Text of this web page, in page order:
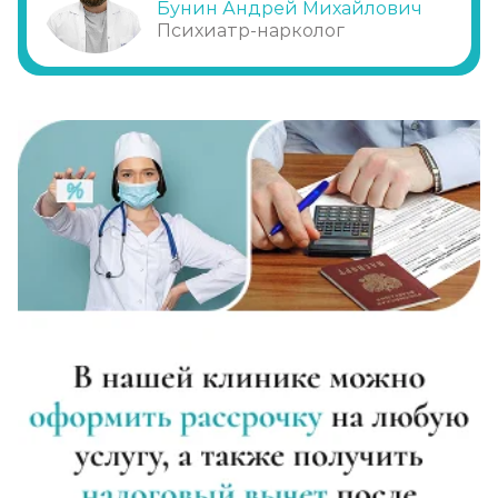
от 3 950 ₽
от 17 800 ₽ Записаться
Метод Шичко
от 2 150 ₽ Записаться
Частный вытрезвитель
Вшивание от алкоголизма (ампула)
от 3 600 ₽ Записаться
Лечение хронического алкоголизма
Бунин Андрей Михайлович
Психиатр-нарколог